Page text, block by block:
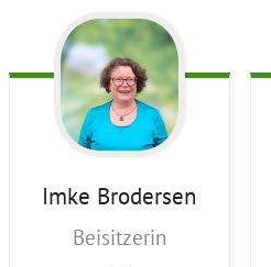
Imke Brodersen
Beisitzerin